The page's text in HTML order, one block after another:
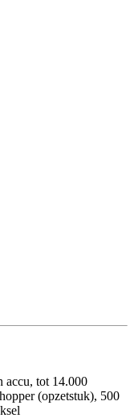
accu, tot 14.000
(opzetstuk), 500